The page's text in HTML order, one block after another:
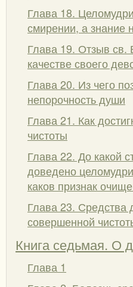
Глава 18.
смирении, а знание
Глава 19. Отзыв св.
качестве своего
Глава 20. Из чего
непорочность души
Глава 21. Как
чистоты
Глава 22. До какой
доведено
каков признак
Глава 23. Средства
совершенной
Книга седьмая. О
Глава 1